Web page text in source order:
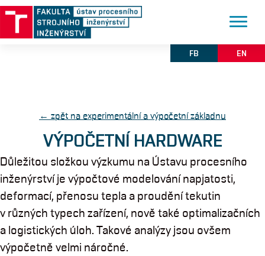
FB EN
← zpět na experimentální a výpočetní základnu
VÝPOČETNÍ HARDWARE
Důležitou složkou výzkumu na Ústavu procesního
inženýrství je výpočtové modelování napjatosti,
deformací, přenosu tepla a proudění tekutin
v různých typech zařízení, nově také optimalizačních
a logistických úloh. Takové analýzy jsou ovšem
výpočetně velmi náročné.